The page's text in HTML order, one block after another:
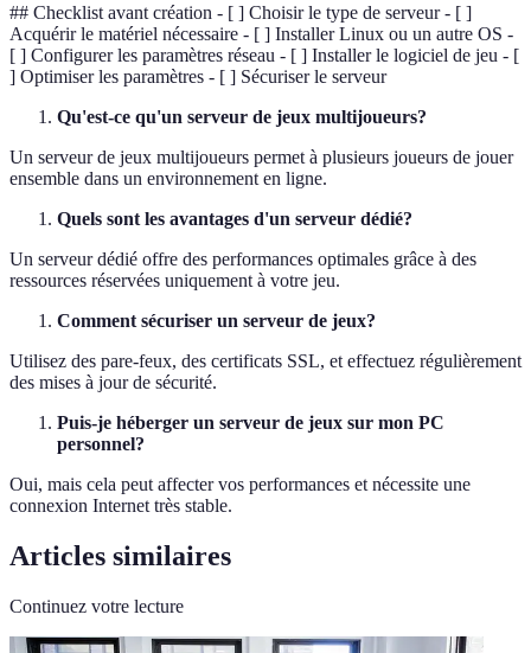
## Checklist avant création - [ ] Choisir le type de serveur - [ ]
Acquérir le matériel nécessaire - [ ] Installer Linux ou un autre OS -
[ ] Configurer les paramètres réseau - [ ] Installer le logiciel de jeu - [
] Optimiser les paramètres - [ ] Sécuriser le serveur
Qu'est-ce qu'un serveur de jeux multijoueurs?
Un serveur de jeux multijoueurs permet à plusieurs joueurs de jouer
ensemble dans un environnement en ligne.
Quels sont les avantages d'un serveur dédié?
Un serveur dédié offre des performances optimales grâce à des
ressources réservées uniquement à votre jeu.
Comment sécuriser un serveur de jeux?
Utilisez des pare-feux, des certificats SSL, et effectuez régulièrement
des mises à jour de sécurité.
Puis-je héberger un serveur de jeux sur mon PC
personnel?
Oui, mais cela peut affecter vos performances et nécessite une
connexion Internet très stable.
Articles similaires
Continuez votre lecture